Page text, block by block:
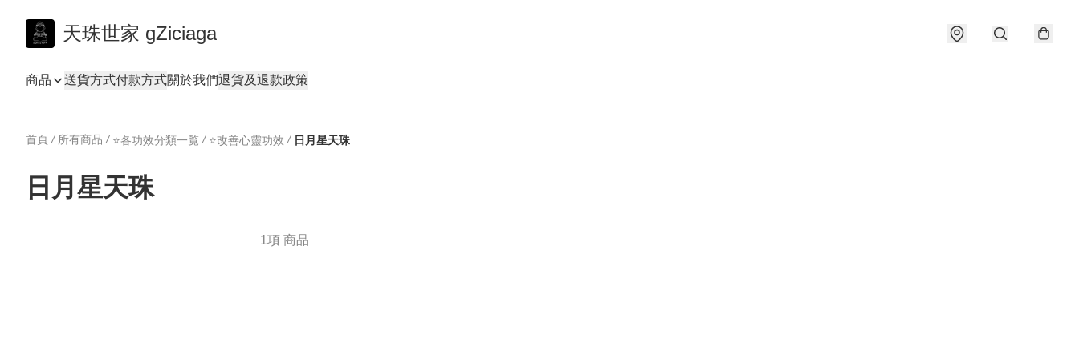
天珠世家 gZiciaga
商品 送貨方式付款方式關於我們退貨及退款政策
首頁 / 所有商品 / ⭐️各功效分類一覧 / ⭐️改善心靈功效 / 日月星天珠
日月星天珠
1項 商品